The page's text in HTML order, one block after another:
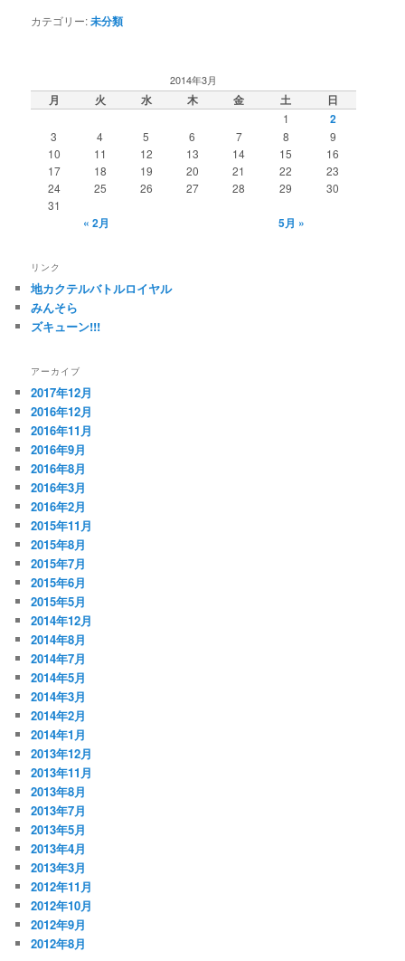
カテゴリー:未分類
2014年3月
月 火 水 木 金 土 日
1 2
3 4 5 6 7 8
9
10
11 12 13 14 15
16
17
18 19 20 21 22
23
24
25 26 27 28 29
30
31
« 2月 5月 »
リンク
地カクテルバトルロイヤル
みんそら
ズキューン!!!
アーカイブ
2017年12月
2016年12月
2016年11月
2016年9月
2016年8月
2016年3月
2016年2月
2015年11月
2015年8月
2015年7月
2015年6月
2015年5月
2014年12月
2014年8月
2014年7月
2014年5月
2014年3月
2014年2月
2014年1月
2013年12月
2013年11月
2013年8月
2013年7月
2013年5月
2013年4月
2013年3月
2012年11月
2012年10月
2012年9月
2012年8月